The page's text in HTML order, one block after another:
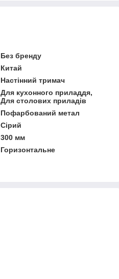
Без бренду
Китай
Настінний тримач
Для кухонного приладдя,
Для столових приладів
Пофарбований метал
Сірий
300 мм
Горизонтальне